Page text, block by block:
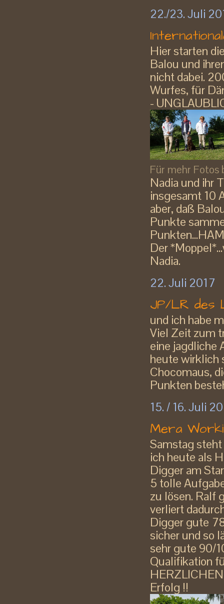
22./23. Juli
Hier starten
Balou und
nicht dabei.
Wurfes, für
-
Für mehr Fotos
Nadia und ihr
insgesamt 10
aber, daß
Punkte
Der
Nadia.
22. Juli 2017
JP/LR des
und ich habe
Viel Zeit zum
eine jagdliche
heute wirklich
Chocomaus,
Punkten
15. / 16. Juli
Mera
Samstag
ich heute als
Digger am
5 tolle
zu lösen. Ralf
verliert
Digger gute
sicher und so
sehr gute 90/
Qualifikation
Erfolg !!